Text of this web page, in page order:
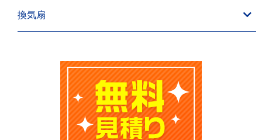
換気扇